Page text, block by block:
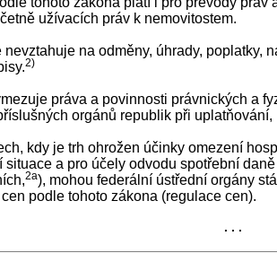
užívacích práv k nemovitostem.
na odměny, úhrady, poplatky,
2)
práva a povinnosti právnických a
orgánů republik při
kdy je trh ohrožen účinky omezení
situace a pro účely odvodu spotřební
2a), mohou federální ústřední orgány
podle tohoto zákona (regulace cen).
. . .